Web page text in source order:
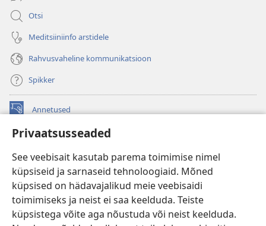
Privaatsusseaded
See veebisait kasutab parema toimimise nimel
küpsiseid ja sarnaseid tehnoloogiaid. Mõned
küpsised on hädavajalikud meie veebisaidi
toimimiseks ja neist ei saa keelduda. Teiste
küpsistega võite aga nõustuda või neist keelduda.
Otsi
Meditsiiniinfo arstidele
Rahvusvaheline kommunikatsioon
Spikker
Annetused
(avab
akna)
uue
akna) JW Hub
(avab
uue
akna) JW Library
Watchtower Library